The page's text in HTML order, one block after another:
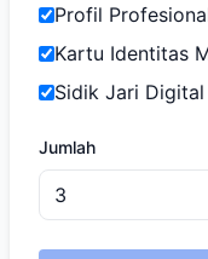
Profil
Kartu Identitas
Sidik Jari Digital
Jumlah